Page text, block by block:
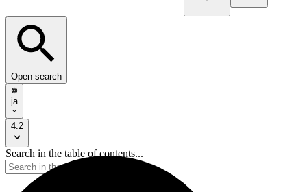
Open search
ja
4.2
Search in the table of contents...